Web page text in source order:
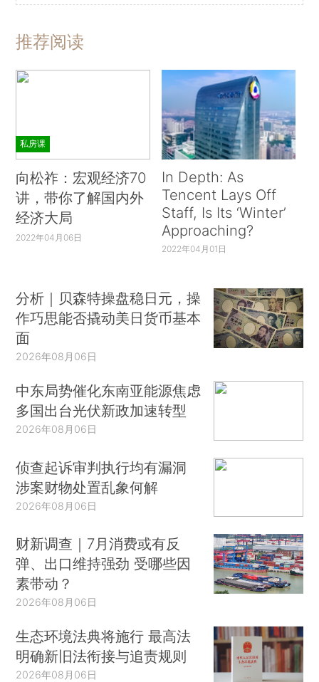
推荐阅读
私房课
向松祚：宏观经济70
讲，带你了解国内外
经济大局
2022年04月06日
In Depth: As
Tencent Lays Off
Staff, Is Its ‘Winter’
Approaching?
2022年04月01日
分析｜贝森特操盘稳日元，操
作巧思能否撬动美日货币基本
面
2026年08月06日
中东局势催化东南亚能源焦虑
多国出台光伏新政加速转型
2026年08月06日
侦查起诉审判执行均有漏洞
涉案财物处置乱象何解
2026年08月06日
财新调查｜7月消费或有反
弹、出口维持强劲 受哪些因
素带动？
2026年08月06日
生态环境法典将施行 最高法
明确新旧法衔接与追责规则
2026年08月06日